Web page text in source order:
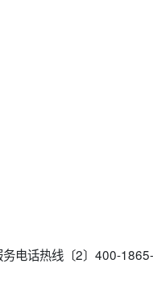
电话热线〔2〕400-